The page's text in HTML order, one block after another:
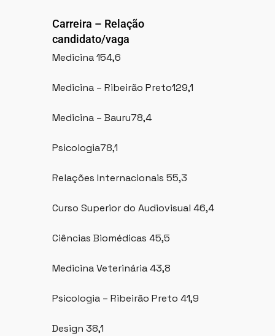
Carreira – Relação
candidato/vaga
Medicina 154,6
Medicina – Ribeirão Preto129,1
Medicina – Bauru78,4
Psicologia78,1
Relações Internacionais 55,3
Curso Superior do Audiovisual 46,4
Ciências Biomédicas 45,5
Medicina Veterinária 43,8
Psicologia – Ribeirão Preto 41,9
Design 38,1